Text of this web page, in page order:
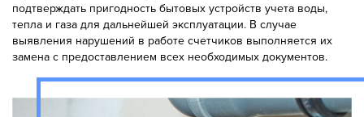
подтверждать пригодность бытовых устройств учета воды,
тепла и газа для дальнейшей эксплуатации. В случае
выявления нарушений в работе счетчиков выполняется их
замена с предоставлением всех необходимых документов.